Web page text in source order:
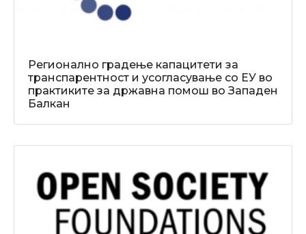
Регионално градење капацитети за
транспарентност и усогласување со ЕУ во
практиките за државна помош во Западен
Балкан